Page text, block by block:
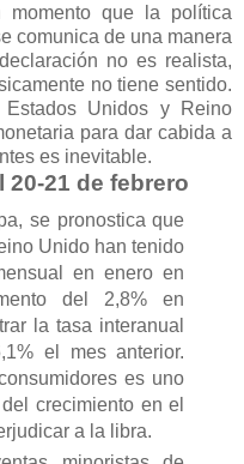
momento que la política
comunica de una manera
no es realista,
no tiene sentido.
Unidos y Reino
para dar cabida a
es inevitable.
21 de febrero
se pronostica que
Unido han tenido
en enero en
del 2,8% en
la tasa interanual
el mes anterior.
es uno
crecimiento en el
a la libra.